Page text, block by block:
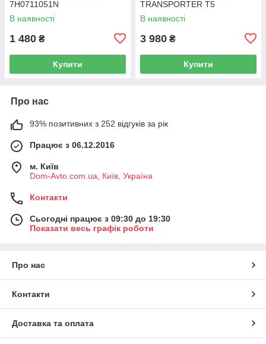
7H0711051N
В наявності
1 480 ₴
Купити
TRANSPORTER T5
Фургон 03-15 7H0919506D
В наявності
3 980 ₴
Купити
Про нас
93% позитивних з 252 відгуків за рік
Працює з 06.12.2016
м. Київ
Dom-Avto.com.ua, Київ, Україна
Контакти
Сьогодні працює з 09:30 до 19:30
Показати весь графік роботи
Про нас
Контакти
Доставка та оплата